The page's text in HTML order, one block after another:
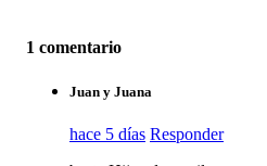
1 comentario
Juan y Juana
hace 5 días Responder